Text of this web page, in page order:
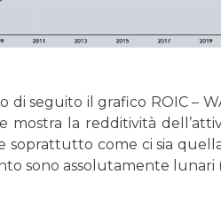
seguito il grafico ROIC –
mostra la redditività
soprattutto come ci sia
sono assolutamente lunari